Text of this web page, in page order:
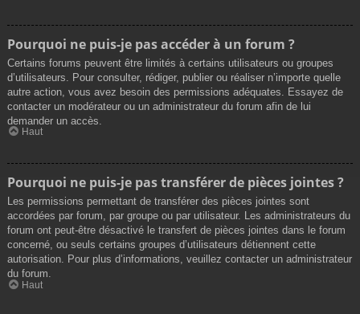
Pourquoi ne puis-je pas accéder à un forum ?
Certains forums peuvent être limités à certains utilisateurs ou groupes
d’utilisateurs. Pour consulter, rédiger, publier ou réaliser n’importe quelle
autre action, vous avez besoin des permissions adéquates. Essayez de
contacter un modérateur ou un administrateur du forum afin de lui
demander un accès.
Haut
Pourquoi ne puis-je pas transférer de pièces jointes ?
Les permissions permettant de transférer des pièces jointes sont
accordées par forum, par groupe ou par utilisateur. Les administrateurs du
forum ont peut-être désactivé le transfert de pièces jointes dans le forum
concerné, ou seuls certains groupes d’utilisateurs détiennent cette
autorisation. Pour plus d’informations, veuillez contacter un administrateur
du forum.
Haut